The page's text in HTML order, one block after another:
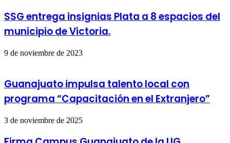
SSG entrega insignias Plata a 8 espacios del
municipio de Victoria.
9 de noviembre de 2023
Guanajuato impulsa talento local con
programa “Capacitación en el Extranjero”
3 de noviembre de 2025